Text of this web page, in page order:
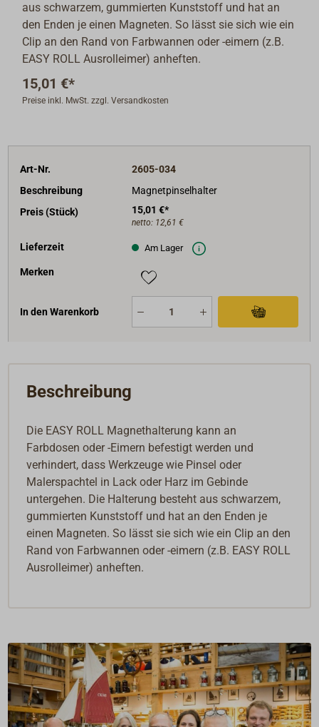
aus schwarzem, gummierten Kunststoff und hat an
den Enden je einen Magneten. So lässt sie sich wie ein
Clip an den Rand von Farbwannen oder -eimern (z.B.
EASY ROLL Ausrolleimer) anheften.
15,01 €*
Preise inkl. MwSt. zzgl. Versandkosten
Art-Nr.
2605-034
Beschreibung
Magnetpinselhalter
Preis (Stück)
15,01 €*
netto: 12,61 €
Lieferzeit Am Lager
Merken
In den Warenkorb
Beschreibung
Die EASY ROLL Magnethalterung kann an
Farbdosen oder -Eimern befestigt werden und
verhindert, dass Werkzeuge wie Pinsel oder
Malerspachtel in Lack oder Harz im Gebinde
untergehen. Die Halterung besteht aus schwarzem,
gummierten Kunststoff und hat an den Enden je
einen Magneten. So lässt sie sich wie ein Clip an den
Rand von Farbwannen oder -eimern (z.B. EASY ROLL
Ausrolleimer) anheften.